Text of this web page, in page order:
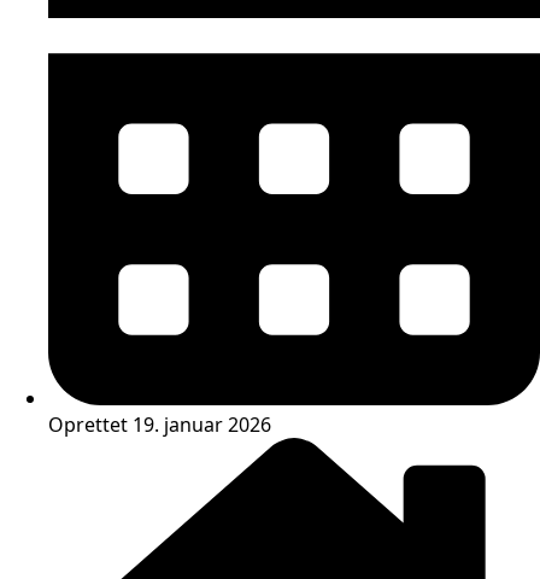
Oprettet 19. januar 2026